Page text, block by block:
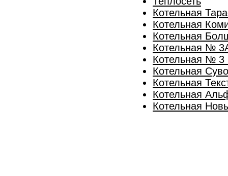
Котельная
Котельная
Котельная
Котельная №
Котельная № 3
Котельная
Котельная
Котельная
Котельная